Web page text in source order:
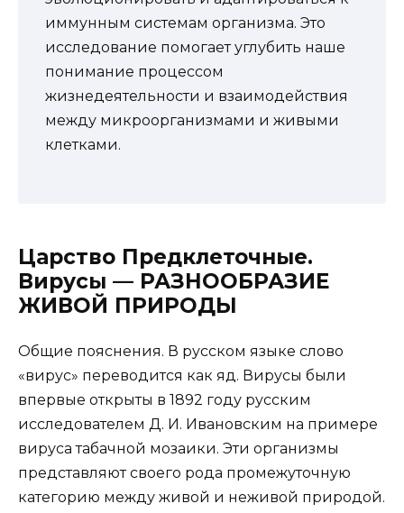
иммунным системам организма. Это
исследование помогает углубить наше
понимание процессом
жизнедеятельности и взаимодействия
между микроорганизмами и живыми
клетками.
Царство Предклеточные.
Вирусы — РАЗНООБРАЗИЕ
ЖИВОЙ ПРИРОДЫ
Общие пояснения. В русском языке слово
«вирус» переводится как яд. Вирусы были
впервые открыты в 1892 году русским
исследователем Д. И. Ивановским на примере
вируса табачной мозаики. Эти организмы
представляют своего рода промежуточную
категорию между живой и неживой природой.